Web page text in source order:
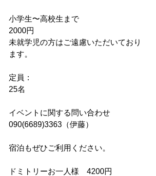
小学生〜高校生まで
2000円
未就学児の方はご遠慮いただいており
ます。
定員：
25名
イベントに関する問い合わせ
090(6689)3363（伊藤）
宿泊もぜひご利用ください。
ドミトリーお一人様　4200円